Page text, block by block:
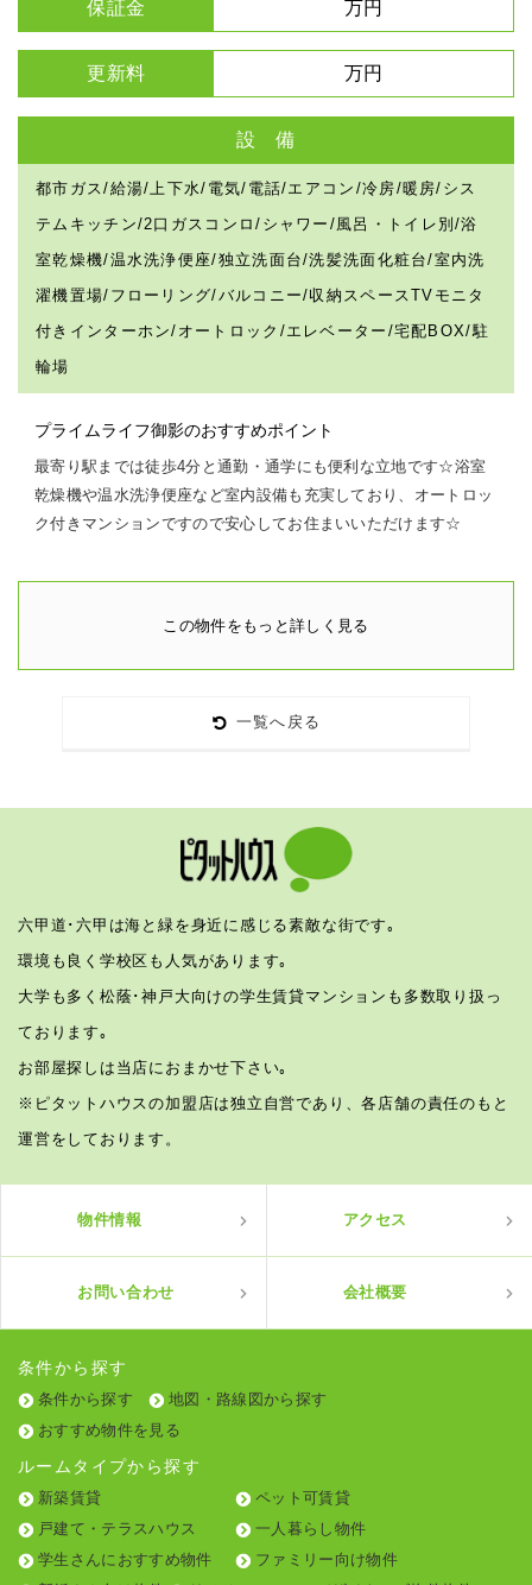
保証金 万円
更新料 万円
設 備
都市ガス/給湯/上下水/電気/電話/エアコン/冷房/暖房/シス
テムキッチン/2口ガスコンロ/シャワー/風呂・トイレ別/浴
室乾燥機/温水洗浄便座/独立洗面台/洗髪洗面化粧台/室内洗
濯機置場/フローリング/バルコニー/収納スペースTVモニタ
付きインターホン/オートロック/エレベーター/宅配BOX/駐
輪場
プライムライフ御影のおすすめポイント
最寄り駅までは徒歩4分と通勤・通学にも便利な立地です☆浴室
乾燥機や温水洗浄便座など室内設備も充実しており、オートロッ
ク付きマンションですので安心してお住まいいただけます☆
この物件をもっと詳しく見る
一覧へ戻る
六甲道･六甲は海と緑を身近に感じる素敵な街です｡
環境も良く学校区も人気があります｡
大学も多く松蔭･神戸大向けの学生賃貸マンションも多数取り扱っ
ております｡
お部屋探しは当店におまかせ下さい｡
※ピタットハウスの加盟店は独立自営であり、各店舗の責任のもと
運営をしております。
物件情報 アクセス
お問い合わせ 会社概要
条件から探す
条件から探す
地図・路線図から探す
おすすめ物件を見る
ルームタイプから探す
新築賃貸
ペット可賃貸
戸建て・テラスハウス
一人暮らし物件
学生さんにおすすめ物件
ファミリー向け物件